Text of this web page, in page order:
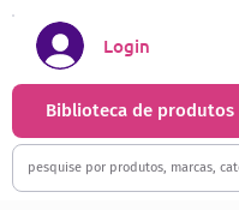
Biblioteca de produtos
Login